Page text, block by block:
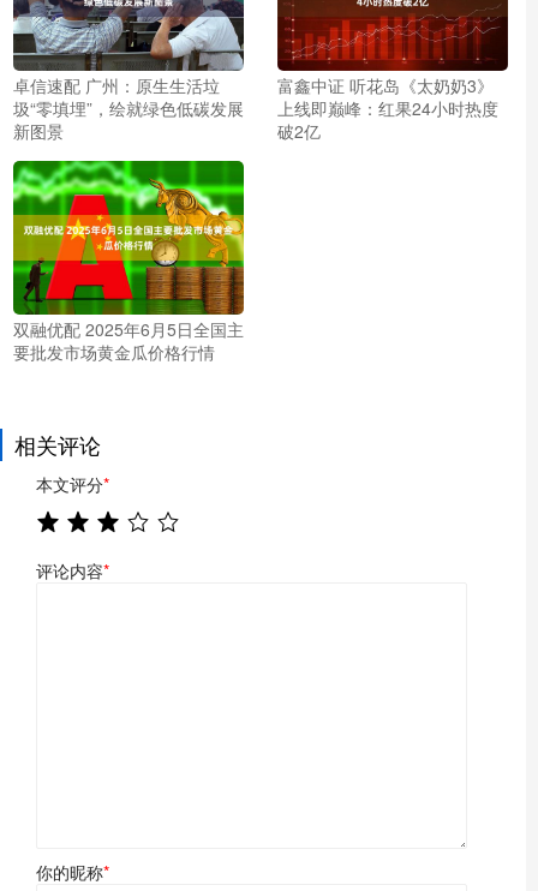
卓信速配 广州：原生生活垃
圾“零填埋”，绘就绿色低碳发展
新图景
富鑫中证 听花岛《太奶奶3》
上线即巅峰：红果24小时热度
破2亿
双融优配 2025年6月5日全国主
要批发市场黄金瓜价格行情
相关评论
本文评分*
评论内容*
你的昵称*